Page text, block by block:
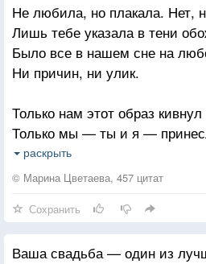
Не любила, но плакала. Нет,
Лишь тебе указала в тени
Было все в нашем сне на
Ни причин, ни улик.
Только нам этот образ
Только мы — ты и я —
стих.
Обожания нить нас сильнее
Но порыв миновал, и
Кто молиться не мог, но
раскрыть
© Марина Цветаева, 457 цитат
Сохранить
Ваша свадьба — один из